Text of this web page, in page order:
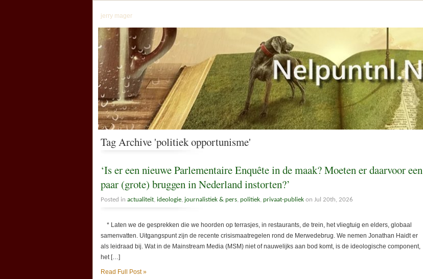
jerry mager
Tag Archive 'politiek opportunisme'
‘Is er een nieuwe Parlementaire Enquête in de maak? Moeten er daarvoor een
paar (grote) bruggen in Nederland instorten?’
Posted in actualiteit ideologie journalistiek & pers politiek privaat-publiek on Jul 20th, 2026
* Laten we de gesprekken die we hoorden op terrasjes, in restaurants, de trein, het vliegtuig en elders, globaal
samenvatten. Uitgangspunt zijn de recente crisismaatregelen rond de Merwedebrug. We nemen Jonathan Haidt er
als leidraad bij. Wat in de Mainstream Media (MSM) niet of nauwelijks aan bod komt, is de ideologische component,
het […]
Read Full Post »